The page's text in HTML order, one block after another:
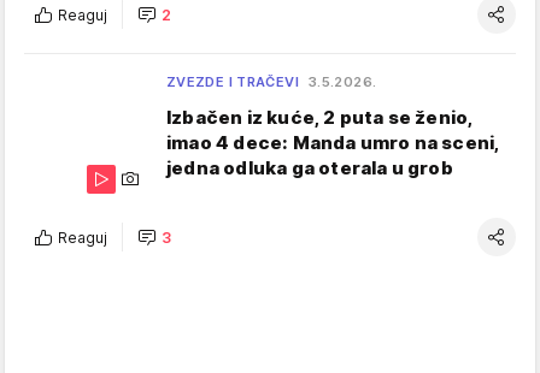
Reaguj 2
ZVEZDE I TRAČEVI 3.5.2026.
Izbačen iz kuće, 2 puta se ženio,
imao 4 dece: Manda umro na sceni,
jedna odluka ga oterala u grob
Reaguj 3